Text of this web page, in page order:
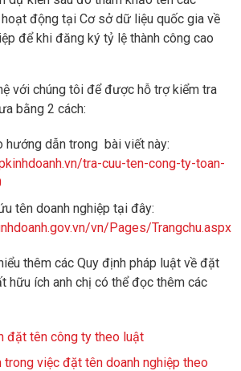
động tại Cơ sở dữ liệu quốc gia về
để khi đăng ký tỷ lệ thành công cao
với chúng tôi để được hỗ trợ kiểm tra
bằng 2 cách:
hướng dẫn trong bài viết này:
tra-cuu-ten-cong-ty-toan-
tên doanh nghiệp tại đây:
vn/Pages/Trangchu.aspx
thêm các Quy định pháp luật về đặt
hữu ích anh chị có thể đọc thêm các
đặt tên công ty theo luật
trong việc đặt tên doanh nghiệp theo